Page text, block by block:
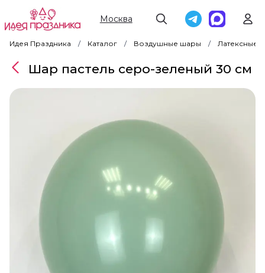
Москва
Идея Праздника Каталог Воздушные шары Латексные
Шар пастель серо-зеленый 30 см